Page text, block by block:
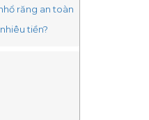
răng an toàn
tiền?